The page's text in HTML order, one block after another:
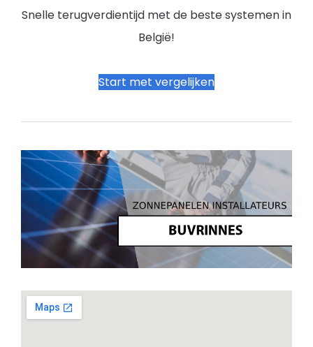
Snelle terugverdientijd met de beste systemen in
België!
Start met vergelijken